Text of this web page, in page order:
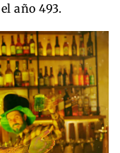
año 493.